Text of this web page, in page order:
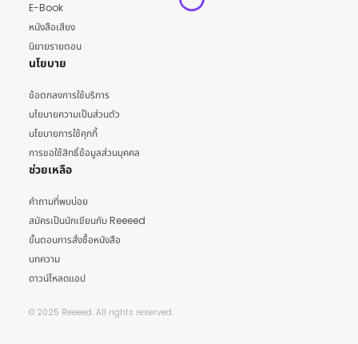
E-Book
หนังสือเสียง
นิยายรายตอน
นโยบาย
ข้อตกลงการใช้บริการ
นโยบายความเป็นส่วนตัว
นโยบายการใช้คุกกี้
การขอใช้สิทธิ์ข้อมูลส่วนบุคคล
ช่วยเหลือ
คำถามที่พบบ่อย
สมัครเป็นนักเขียนกับ Reeeed
ขั้นตอนการสั่งซื้อหนังสือ
บทความ
ดาวน์โหลดแอป
© 2025 Reeeed. All rights reserved.